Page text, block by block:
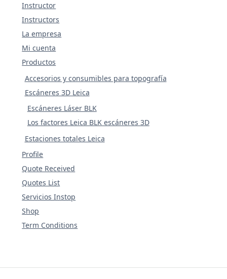
Instructor
Instructors
La empresa
Mi cuenta
Productos
Accesorios y consumibles para topografía
Escáneres 3D Leica
Escáneres Láser BLK
Los factores Leica BLK escáneres 3D
Estaciones totales Leica
Profile
Quote Received
Quotes List
Servicios Instop
Shop
Term Conditions